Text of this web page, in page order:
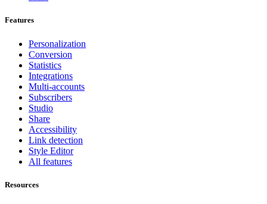
Features
Personalization
Conversion
Statistics
Integrations
Multi-accounts
Subscribers
Studio
Share
Accessibility
Link detection
Style Editor
All features
Resources